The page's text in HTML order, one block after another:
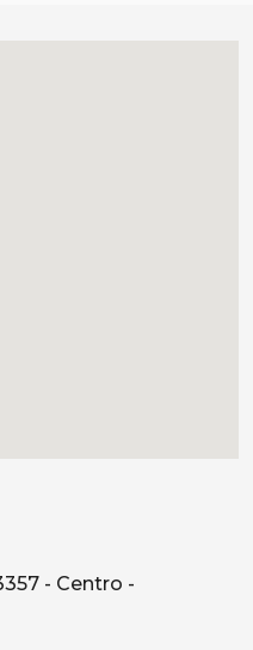
- Centro -